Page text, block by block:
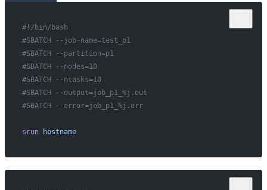
#!/bin/bash
#SBATCH --job-name=test_p1
#SBATCH --partition=p1
#SBATCH --nodes=10
#SBATCH --ntasks=10
#SBATCH --output=job_p1_%j.out
#SBATCH --error=job_p1_%j.err
srun hostname